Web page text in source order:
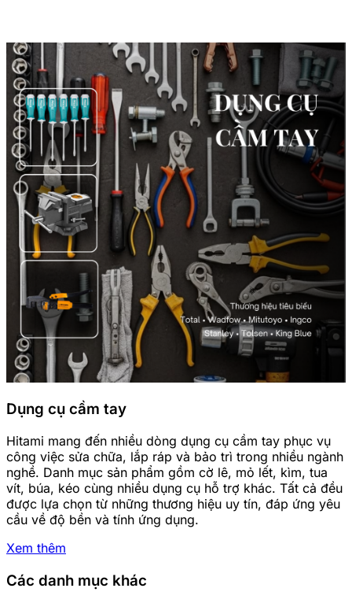
Dụng cụ cầm tay
Hitami mang đến nhiều dòng dụng cụ cầm tay phục vụ
công việc sửa chữa, lắp ráp và bảo trì trong nhiều ngành
nghề. Danh mục sản phẩm gồm cờ lê, mỏ lết, kìm, tua
vít, búa, kéo cùng nhiều dụng cụ hỗ trợ khác. Tất cả đều
được lựa chọn từ những thương hiệu uy tín, đáp ứng yêu
cầu về độ bền và tính ứng dụng.
Xem thêm
Các danh mục khác